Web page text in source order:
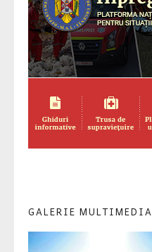
GALERIE MULTIMEDIA